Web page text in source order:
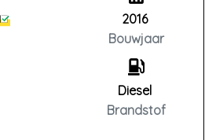
2016
Bouwjaar
Diesel
Brandstof